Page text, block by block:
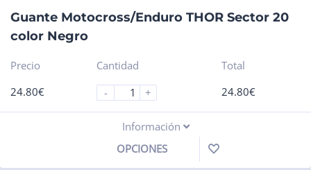
Guante Motocross/Enduro THOR Sector 20
color Negro
Precio
24.80€
Cantidad
-
+
Total
24.80€
Información
OPCIONES